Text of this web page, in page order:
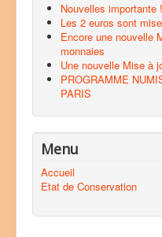
Nouvelles importante
Les 2 euros sont
Encore une nouvelle
monnaies
Une nouvelle Mise à
PROGRAMME
PARIS
Menu
Accueil
Etat de Conservation